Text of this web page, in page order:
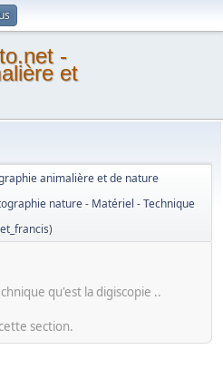
-
et
animalière et de nature
nature - Matériel - Technique
)
qu'est la digiscopie ..
section.